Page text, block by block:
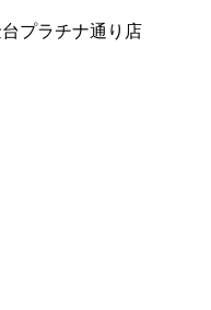
プラチナ通り店